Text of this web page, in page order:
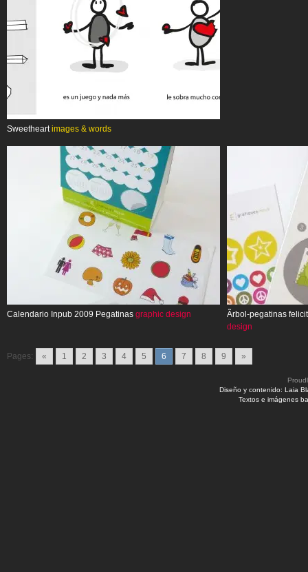
Sweetheartimages & words
Calendario Inpub 2009 Pegatinas graphic design
Ãrbol-pegatinas
design
Pages: « 1 2 3 4 5 6 7 8 9 »
Diseño y contenido: Laia
Textos e imágenes